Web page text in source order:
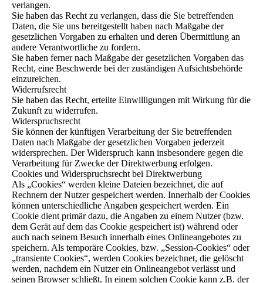
verlangen.
Sie haben das Recht zu verlangen, dass die Sie betreffenden
Daten, die Sie uns bereitgestellt haben nach Maßgabe der
gesetzlichen Vorgaben zu erhalten und deren Übermittlung an
andere Verantwortliche zu fordern.
Sie haben ferner nach Maßgabe der gesetzlichen Vorgaben das
Recht, eine Beschwerde bei der zuständigen Aufsichtsbehörde
einzureichen.
Widerrufsrecht
Sie haben das Recht, erteilte Einwilligungen mit Wirkung für die
Zukunft zu widerrufen.
Widerspruchsrecht
Sie können der künftigen Verarbeitung der Sie betreffenden
Daten nach Maßgabe der gesetzlichen Vorgaben jederzeit
widersprechen. Der Widerspruch kann insbesondere gegen die
Verarbeitung für Zwecke der Direktwerbung erfolgen.
Cookies und Widerspruchsrecht bei Direktwerbung
Als „Cookies“ werden kleine Dateien bezeichnet, die auf
Rechnern der Nutzer gespeichert werden. Innerhalb der Cookies
können unterschiedliche Angaben gespeichert werden. Ein
Cookie dient primär dazu, die Angaben zu einem Nutzer (bzw.
dem Gerät auf dem das Cookie gespeichert ist) während oder
auch nach seinem Besuch innerhalb eines Onlineangebotes zu
speichern. Als temporäre Cookies, bzw. „Session-Cookies“ oder
„transiente Cookies“, werden Cookies bezeichnet, die gelöscht
werden, nachdem ein Nutzer ein Onlineangebot verlässt und
seinen Browser schließt. In einem solchen Cookie kann z.B. der